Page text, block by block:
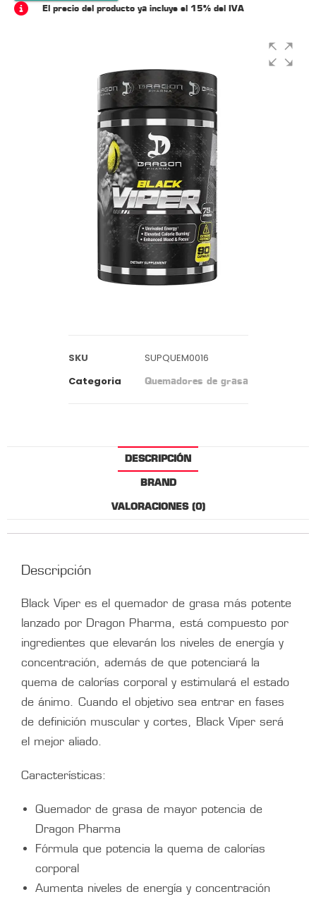
El precio del producto ya incluye el 15% del IVA
SKU
SUPQUEM0016
Categoria
Quemadores de grasa
DESCRIPCIÓN
BRAND
VALORACIONES (0)
Descripción
Black Viper es el quemador de grasa más potente
lanzado por Dragon Pharma, está compuesto por
ingredientes que elevarán los niveles de energía y
concentración, además de que potenciará la
quema de calorías corporal y estimulará el estado
de ánimo. Cuando el objetivo sea entrar en fases
de definición muscular y cortes, Black Viper será
el mejor aliado.
Características:
Quemador de grasa de mayor potencia de
Dragon Pharma
Fórmula que potencia la quema de calorías
corporal
Aumenta niveles de energía y concentración